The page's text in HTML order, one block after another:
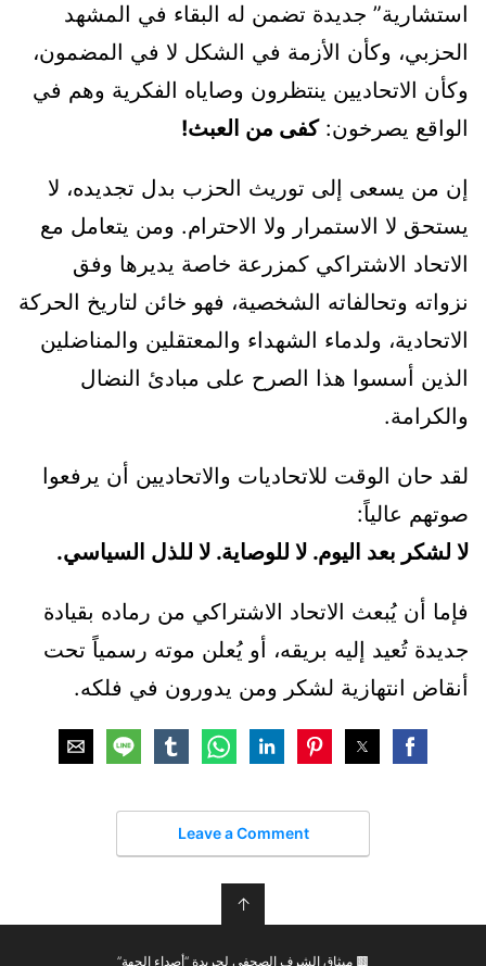
استشارية” جديدة تضمن له البقاء في المشهد
الحزبي، وكأن الأزمة في الشكل لا في المضمون،
وكأن الاتحاديين ينتظرون وصاياه الفكرية وهم في
الواقع يصرخون:كفى من العبث!
إن من يسعى إلى توريث الحزب بدل تجديده، لا
يستحق لا الاستمرار ولا الاحترام. ومن يتعامل مع
الاتحاد الاشتراكي كمزرعة خاصة يديرها وفق
نزواته وتحالفاته الشخصية، فهو خائن لتاريخ الحركة
الاتحادية، ولدماء الشهداء والمعتقلين والمناضلين
الذين أسسوا هذا الصرح على مبادئ النضال
والكرامة.
لقد حان الوقت للاتحاديات والاتحاديين أن يرفعوا
صوتهم عالياً:
لا لشكر بعد اليوم. لا للوصاية. لا للذل السياسي.
فإما أن يُبعث الاتحاد الاشتراكي من رماده بقيادة
جديدة تُعيد إليه بريقه، أو يُعلن موته رسمياً تحت
أنقاض انتهازية لشكر ومن يدورون في فلكه.
Leave a Comment
↑
🟫 ميثاق الشرف الصحفي لجريدة “أصداء الجهة”